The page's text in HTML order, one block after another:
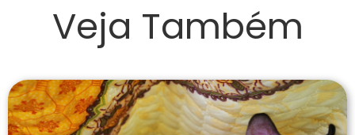
Veja Também